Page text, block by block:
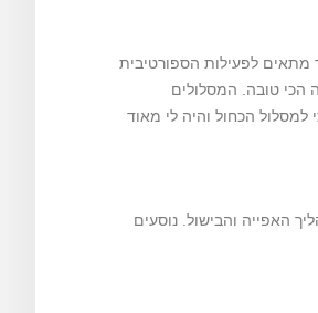
מתאים לפעילות הספורטיבית
ההדרכה במקום לא הייתה הכי טובה. המסלולים
הכחול והיה לי מאוד
האפייה והבישול. נוסעים